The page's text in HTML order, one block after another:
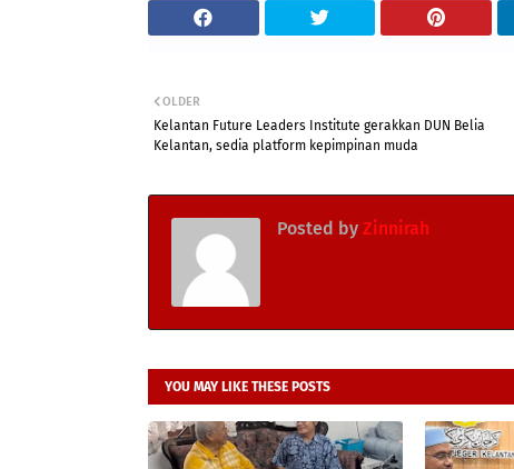
OLDER
Kelantan Future Leaders Institute gerakkan DUN Belia
Kelantan, sedia platform kepimpinan muda
Posted by Zinnirah
YOU MAY LIKE THESE POSTS